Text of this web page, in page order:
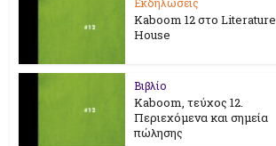
Εκδηλώσεις
Kaboom 12 στο Literature
House
Βιβλίο
Kaboom, τεύχος 12.
Περιεχόμενα και σημεία
πώλησης